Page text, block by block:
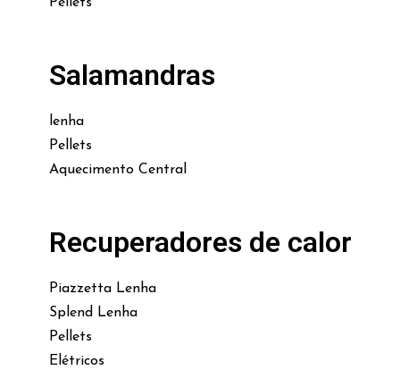
Pellets
Salamandras
lenha
Pellets
Aquecimento Central
Recuperadores de calor
Piazzetta Lenha
Splend Lenha
Pellets
Elétricos